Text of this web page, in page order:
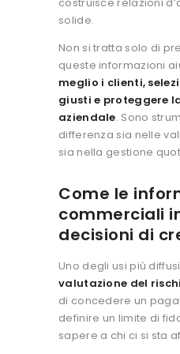
solide.
Non si tratta solo di
queste informazioni
meglio i clienti,
giusti e proteggere
aziendale. Sono
differenza sia nelle
sia nella gestione
Come le
commerciali
decisioni di
Uno degli usi più
valutazione del
di concedere un
definire un limite di
sapere a chi ci si sta